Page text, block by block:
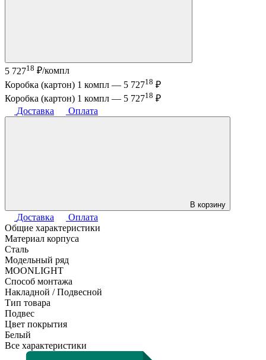
5 72718 ₽/компл
Коробка (картон) 1 компл — 5 72718 ₽
Коробка (картон) 1 компл — 5 72718 ₽
Доставка
Оплата
В корзину
Доставка
Оплата
Общие характеристики
Материал корпуса
Сталь
Модельный ряд
MOONLIGHT
Способ монтажа
Накладной / Подвесной
Тип товара
Подвес
Цвет покрытия
Белый
Все характеристики